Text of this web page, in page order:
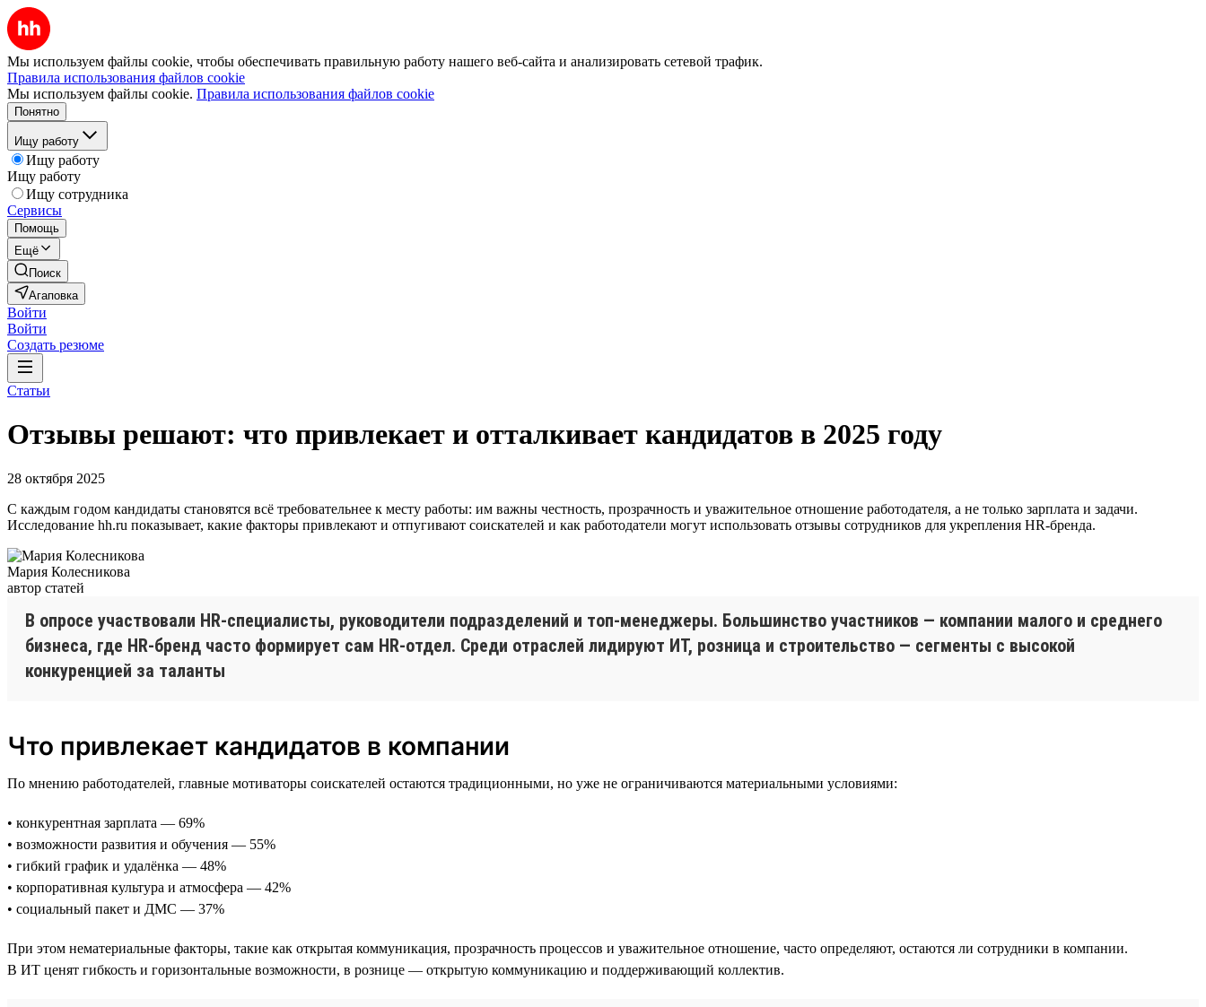
Мы используем файлы cookie, чтобы обеспечивать правильную работу нашего веб-сайта и анализировать сетевой трафик.
Правила использования файлов cookie
Мы используем файлы cookie. Правила использования файлов cookie
Понятно
Ищу работу
Ищу работу
Ищу работу
Ищу сотрудника
Сервисы
Помощь
Ещё
Поиск
Агаповка
Войти
Войти
Создать резюме
Статьи
Отзывы решают: что привлекает и отталкивает кандидатов в 2025 году
28 октября 2025
С каждым годом кандидаты становятся всё требовательнее к месту работы: им важны честность, прозрачность и уважительное отношение работодателя, а не только зарплата и задачи.
Исследование hh.ru показывает, какие факторы привлекают и отпугивают соискателей и как работодатели могут использовать отзывы сотрудников для укрепления HR-бренда.
Мария Колесникова
автор статей
В опросе участвовали HR-специалисты, руководители подразделений и топ-менеджеры. Большинство участников — компании малого и среднего
бизнеса, где HR-бренд часто формирует сам HR-отдел. Среди отраслей лидируют ИТ, розница и строительство — сегменты с высокой
конкуренцией за таланты
Что привлекает кандидатов в компании
По мнению работодателей, главные мотиваторы соискателей остаются традиционными, но уже не ограничиваются материальными условиями:
• конкурентная зарплата — 69%
• возможности развития и обучения — 55%
• гибкий график и удалёнка — 48%
• корпоративная культура и атмосфера — 42%
• социальный пакет и ДМС — 37%
При этом нематериальные факторы, такие как открытая коммуникация, прозрачность процессов и уважительное отношение, часто определяют, остаются ли сотрудники в компании.
В ИТ ценят гибкость и горизонтальные возможности, в рознице — открытую коммуникацию и поддерживающий коллектив.